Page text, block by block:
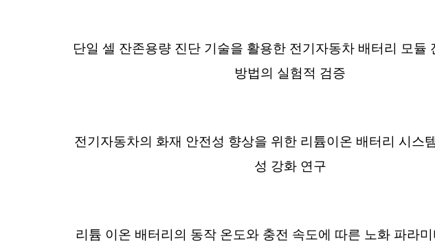
단일 셀 잔존용량 진단 기술을 활용한 전기자동차 배터리 모듈
방법의 실험적 검증
전기자동차의 화재 안전성 향상을 위한 리튬이온 배터리 시스
성 강화 연구
리튬 이온 배터리의 동작 온도와 충전 속도에 따른 노화 파라